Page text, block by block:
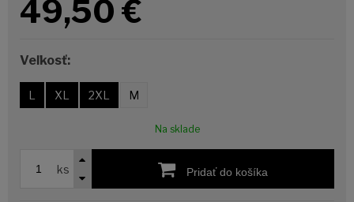
49,50 €
Veľkosť:
L XL 2XL M
Na sklade
ks Pridať do košíka